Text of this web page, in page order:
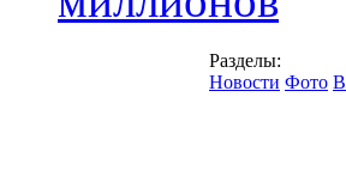
Разделы:
Новости Фото